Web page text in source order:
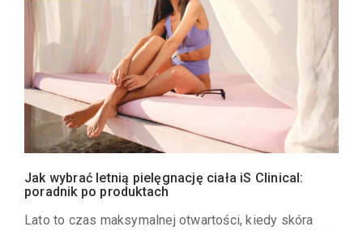
Jak wybrać letnią pielęgnację ciała iS Clinical:
poradnik po produktach
Lato to czas maksymalnej otwartości, kiedy skóra